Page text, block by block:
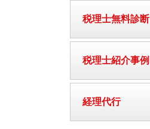
税理士無料診断
税理士紹介事例
経理代行